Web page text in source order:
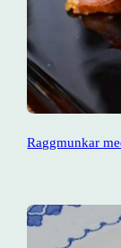
Raggmunkar